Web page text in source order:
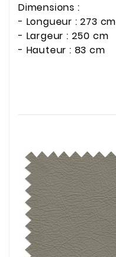
Dimensions :
- Longueur : 273 cm
- Largeur : 250 cm
- Hauteur : 83 cm